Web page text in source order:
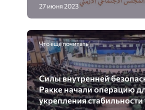
27 июня 2023
Что еще почитать
Силы внутренней
Ракке начали операцию
укрепления стабильности